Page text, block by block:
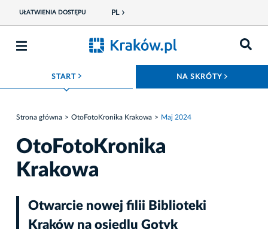
UŁATWIENIA DOSTĘPU PL
START ROZWIŃ MENU NA SKRÓTY
Strona główna OtoFotoKronika Krakowa Maj 2024
OtoFotoKronika
Krakowa
Otwarcie nowej filii Biblioteki
Kraków na osiedlu Gotyk